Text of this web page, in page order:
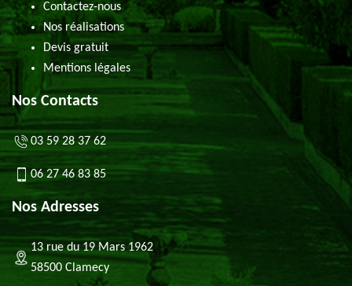
Contactez-nous
Nos réalisations
Devis gratuit
Mentions légales
Nos Contacts
03 59 28 37 62
06 27 46 83 85
Nos Adresses
13 rue du 19 Mars 1962
58500 Clamecy